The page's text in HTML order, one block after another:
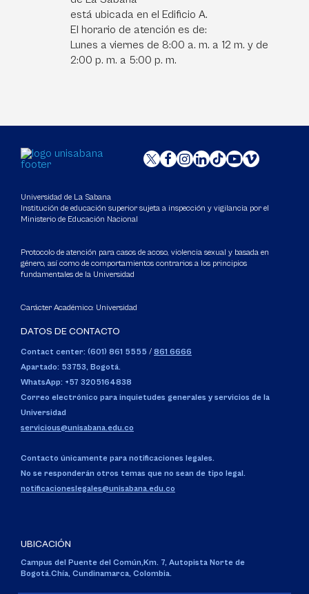
está ubicada en el Edificio A.
El horario de atención es de:
Lunes a viernes de 8:00 a. m. a 12 m. y de
2:00 p. m. a 5:00 p. m.
Universidad de La Sabana
Institución de educación superior sujeta a inspección y vigilancia por el
Ministerio de Educación Nacional
Protocolo de atención para casos de acoso, violencia sexual y basada en
género, así como de comportamientos contrarios a los principios
fundamentales de la Universidad
Carácter Académico: Universidad
DATOS DE CONTACTO
Contact center: (601) 861 5555 / 861 6666
Apartado: 53753, Bogotá.
WhatsApp: +57 3205164838
Correo electrónico para inquietudes generales y servicios de la
Universidad
servicious@unisabana.edu.co
Contacto únicamente para notificaciones legales.
No se responderán otros temas que no sean de tipo legal.
notificacioneslegales@unisabana.edu.co
UBICACIÓN
Campus del Puente del Común,Km. 7, Autopista Norte de
Bogotá.Chía, Cundinamarca, Colombia.